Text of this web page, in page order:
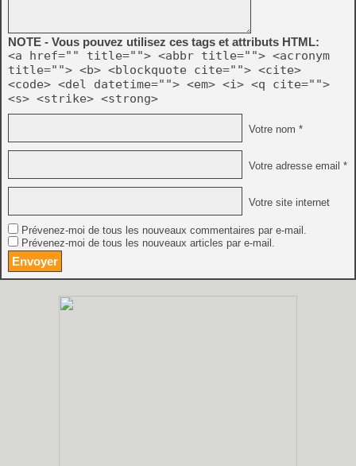
NOTE - Vous pouvez utilisez ces tags et attributs HTML:
<a href="" title=""> <abbr title=""> <acronym
title=""> <b> <blockquote cite=""> <cite>
<code> <del datetime=""> <em> <i> <q cite="">
<s> <strike> <strong>
Votre nom *
Votre adresse email *
Votre site internet
Prévenez-moi de tous les nouveaux commentaires par e-mail.
Prévenez-moi de tous les nouveaux articles par e-mail.